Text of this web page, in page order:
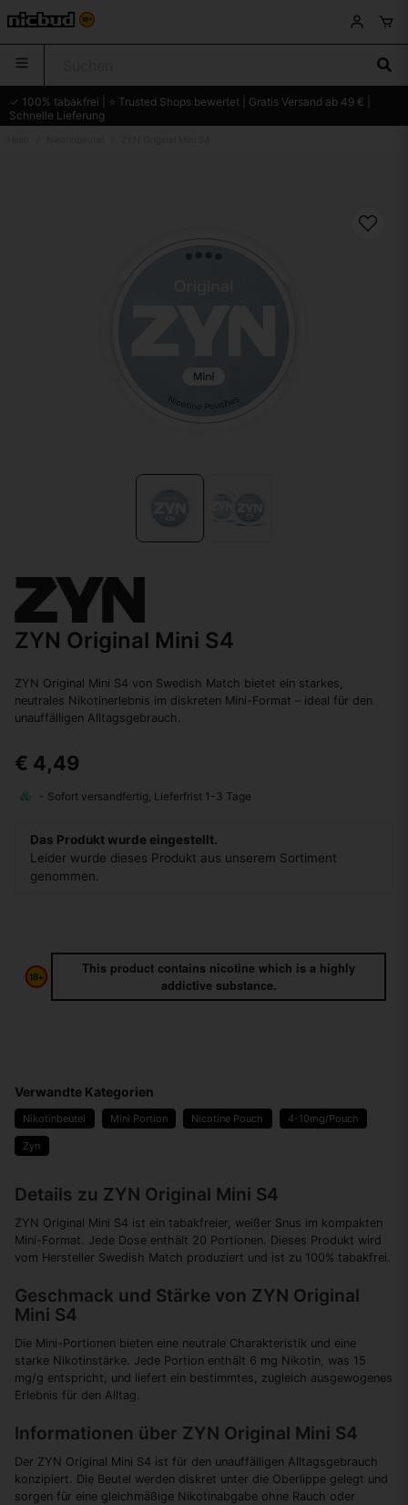
✓ 100% tabakfrei | ⭐ Trusted Shops bewertet | Gratis Versand ab 49 € |
Schnelle Lieferung
ZYN Original Mini S4
ZYN Original Mini S4 von Swedish Match bietet ein starkes,
neutrales Nikotinerlebnis im diskreten Mini-Format – ideal für den
unauffälligen Alltagsgebrauch.
€ 4,49
Das Produkt wurde eingestellt.
Leider wurde dieses Produkt aus unserem Sortiment
genommen.
This product contains nicotine which is a highly
addictive substance.
Verwandte Kategorien
Nikotinbeutel Mini Portion Nicotine Pouch 4-10mg/Pouch
Zyn
Details zu ZYN Original Mini S4
ZYN Original Mini S4 ist ein tabakfreier, weißer Snus im kompakten
Mini-Format. Jede Dose enthält 20 Portionen. Dieses Produkt wird
vom Hersteller Swedish Match produziert und ist zu 100% tabakfrei.
Geschmack und Stärke von ZYN Original
Mini S4
Die Mini-Portionen bieten eine neutrale Charakteristik und eine
starke Nikotinstärke. Jede Portion enthält 6 mg Nikotin, was 15
mg/g entspricht, und liefert ein bestimmtes, zugleich ausgewogenes
Erlebnis für den Alltag.
Informationen über ZYN Original Mini S4
Der ZYN Original Mini S4 ist für den unauffälligen Alltagsgebrauch
konzipiert. Die Beutel werden diskret unter die Oberlippe gelegt und
sorgen für eine gleichmäßige Nikotinabgabe ohne Rauch oder